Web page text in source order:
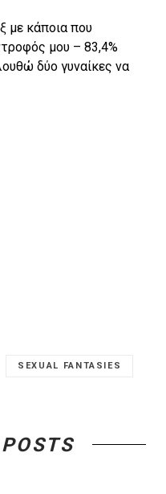
με κάποια που
μου – 83,4%
δύο γυναίκες να
SEXUAL FANTASIES